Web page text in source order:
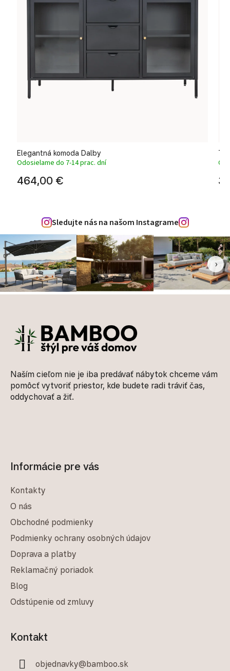
Elegantná komoda Dalby
Odosielame do 7-14 prac. dní
464,00 €
TV
Sledujte nás na našom Instagrame
‹ ›
Naším cieľom nie je iba predávať nábytok chceme vám
pomôcť vytvoriť priestor, kde budete radi tráviť čas,
oddychovať a žiť.
Informácie pre vás
Kontakty
O nás
Obchodné podmienky
Podmienky ochrany osobných údajov
Doprava a platby
Reklamačný poriadok
Blog
Odstúpenie od zmluvy
Kontakt
objednavky@bamboo.sk